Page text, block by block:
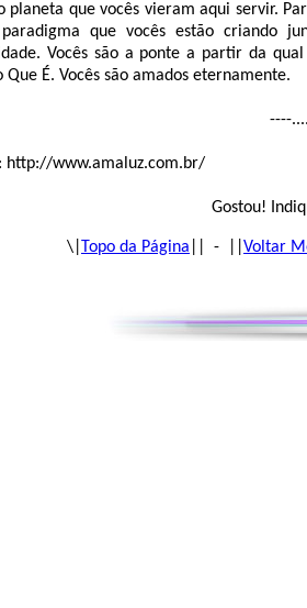
planeta que vocês vieram aqui servir.
que vocês estão criando
Vocês são a ponte a partir da
Que É. Vocês são amados eternamente.
----
http://www.amaluz.com.br/
Gostou!
\| Topo da Página || - || Voltar